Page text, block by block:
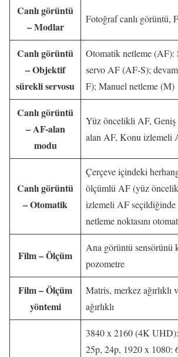
Canlı görüntü
– Modlar
Fotoğraf canlı görüntü,
Canlı görüntü
– Objektif
sürekli servosu
Otomatik netleme (AF):
servo AF (AF-S);
F); Manuel netleme (M)
Canlı görüntü
– AF-alan
modu
Yüz öncelikli AF,
alan AF, Konu izlemeli
Canlı görüntü
– Otomatik
Çerçeve içindeki
ölçümlü AF (yüz
izlemeli AF seçildiğinde
netleme noktasını
Film – Ölçüm
Ana görüntü
pozometre
Film – Ölçüm
yöntemi
Matris, merkez ağırlıklı
ağırlıklı
3840 x 2160 (4K UHD):
25p, 24p, 1920 x 1080: